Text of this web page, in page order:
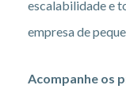
escalabilidade e
empresa de
Acompanhe os